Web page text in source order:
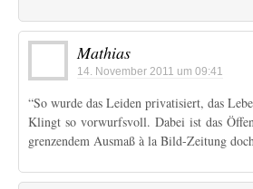
Mathias
14. November 2011 um 09:41
“So wurde das Leiden privatisiert, das
Klingt so vorwurfsvoll. Dabei ist das
grenzendem Ausmaß à la Bild-Zeitung